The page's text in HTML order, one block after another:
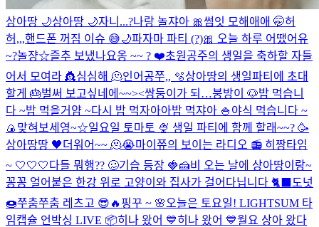
상아땅 🌙상아땅 🌙자니...?나랑 놀쟈아 🎀썸잇 모해애애 🤭허
허,,,핸드폰 꺼짐 이슈 😅🌙파자마 파티 (?)🎀 오늘 하루 어땠어유
~?놀쟝☆즐추 보냈나요옹 ~~ ? ❤️초원공주의 생일을 축하할 자들
어서 모여라 👸심심해 🫠인어공쭈,, 🫧상아땅의 생일파티에 초대
할게 🎂벌써 보고싶네에~~><쌍둥이가 되…붕방이 🐶밥 먹습니
다 ~밥 먹을거얌 ~다시 밥 먹자아아밥 먹쟈아 🍚 야식 먹습니다 ~
🍙 맞혀보세영~☆일요일 토마토 🍨 생일 파티에 함께 할래~~? 🥳
상아땅땅 🖤더워어~~ 🫠😭마이쮸의 보이는 라디오 📻 히짱타임
~ 🤍🤍🤍다들 뭐행?? 🥴기습 등장 🍓🍰비 오는 날에 상아땅이랑~
꽁꽁 얼어붙은 한강 위로 고양이와 집사가 걸어다닙니다 🐈‍⬛️
도넛
🍩쭈춤쭈춤 레츠고 😎🔥 핑꾸 ~ 🌸 오늘은 토요일! LIGHTSUM 타
임캡슐 언박싱 LIVE 📦히나 왔어 💙히나 왔어 💙월요 상아 왔다